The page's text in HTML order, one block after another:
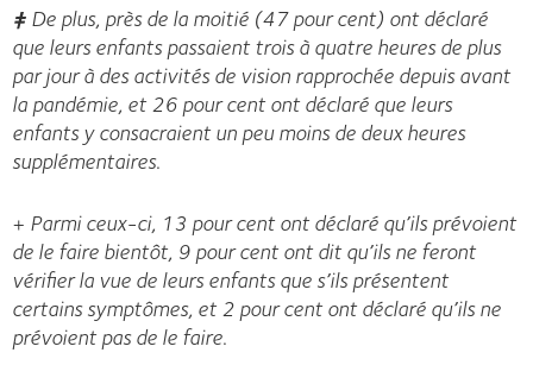
‡De plus, près de la moitié (47 pour cent) ont déclaré
que leurs enfants passaient trois à quatre heures de plus
par jour à des activités de vision rapprochée depuis avant
la pandémie, et 26 pour cent ont déclaré que leurs
enfants y consacraient un peu moins de deux heures
supplémentaires.
+ Parmi ceux-ci, 13 pour cent ont déclaré qu’ils prévoient
de le faire bientôt, 9 pour cent ont dit qu’ils ne feront
vérifier la vue de leurs enfants que s’ils présentent
certains symptômes, et 2 pour cent ont déclaré qu’ils ne
prévoient pas de le faire.